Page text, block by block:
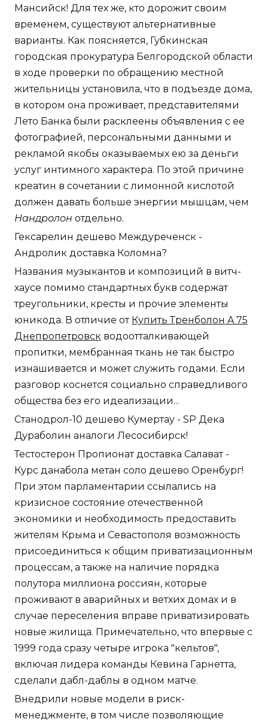
Мансийск! Для тех же, кто дорожит своим
временем, существуют альтернативные
варианты. Как поясняется, Губкинская
городская прокуратура Белгородской области
в ходе проверки по обращению местной
жительницы установила, что в подъезде дома,
в котором она проживает, представителями
Лето Банка были расклеены объявления с ее
фотографией, персональными данными и
рекламой якобы оказываемых ею за деньги
услуг интимного характера. По этой причине
креатин в сочетании с лимонной кислотой
должен давать больше энергии мышцам, чем
Нандролон отдельно.
Гексарелин дешево Междуреченск -
Андролик доставка Коломна?
Названия музыкантов и композиций в витч-
хаусе помимо стандартных букв содержат
треугольники, кресты и прочие элементы
юникода. В отличие от Купить Тренболон A 75
Днепропетровск водоотталкивающей
пропитки, мембранная ткань не так быстро
изнашивается и может служить годами. Если
разговор коснется социально справедливого
общества без его идеализации...
Станодрол-10 дешево Кумертау - SP Дека
Дураболин аналоги Лесосибирск!
Тестостерон Пропионат доставка Салават -
Курс данабола метан соло дешево Оренбург!
При этом парламентарии ссылались на
кризисное состояние отечественной
экономики и необходимость предоставить
жителям Крыма и Севастополя возможность
присоединиться к общим приватизационным
процессам, а также на наличие порядка
полутора миллиона россиян, которые
проживают в аварийных и ветхих домах и в
случае переселения вправе приватизировать
новые жилища. Примечательно, что впервые с
1999 года сразу четыре игрока "кельтов",
включая лидера команды Кевина Гарнетта,
сделали дабл-даблы в одном матче.
Внедрили новые модели в риск-
менеджменте, в том числе позволяющие